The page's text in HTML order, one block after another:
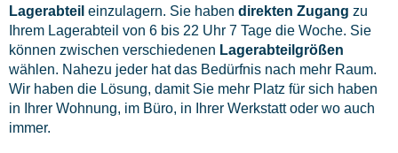
Lagerabteil einzulagern. Sie haben direkten Zugang zu
Ihrem Lagerabteil von 6 bis 22 Uhr 7 Tage die Woche. Sie
können zwischen verschiedenen Lagerabteilgrößen
wählen. Nahezu jeder hat das Bedürfnis nach mehr Raum.
Wir haben die Lösung, damit Sie mehr Platz für sich haben
in Ihrer Wohnung, im Büro, in Ihrer Werkstatt oder wo auch
immer.